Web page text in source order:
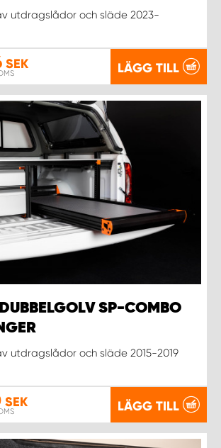
utdragslådor och släde 2023-
SEK LÄGG TILL
SP-COMBO
utdragslådor och släde 2015-2019
SEK LÄGG TILL